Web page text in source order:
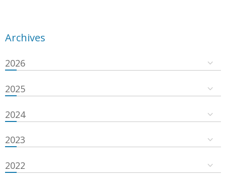
Archives
2026
2025
2024
2023
2022